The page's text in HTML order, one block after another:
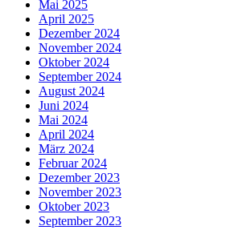
Mai 2025
April 2025
Dezember 2024
November 2024
Oktober 2024
September 2024
August 2024
Juni 2024
Mai 2024
April 2024
März 2024
Februar 2024
Dezember 2023
November 2023
Oktober 2023
September 2023